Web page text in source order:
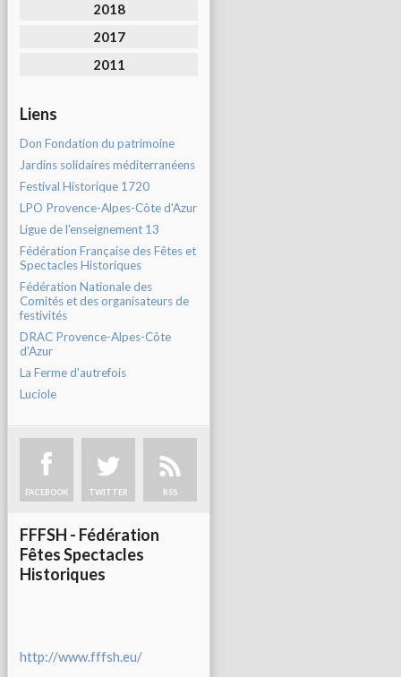
2018
2017
2011
Liens
Don Fondation du patrimoine
Jardins solidaires méditerranéens
Festival Historique 1720
LPO Provence-Alpes-Côte d'Azur
Ligue de l'enseignement 13
Fédération Française des Fêtes et
Spectacles Historiques
Fédération Nationale des
Comités et des organisateurs de
festivités
DRAC Provence-Alpes-Côte
d'Azur
La Ferme d'autrefois
Luciole
FACEBOOK TWITTER RSS
FFFSH - Fédération
Fêtes Spectacles
Historiques
http://www.fffsh.eu/